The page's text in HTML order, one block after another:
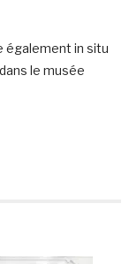
également in situ
le musée